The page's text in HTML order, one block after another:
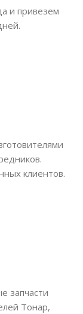
и привезем
клиентов.
запчасти
Тонар,